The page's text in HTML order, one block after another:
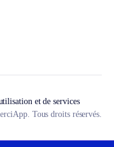
et de services
Tous droits réservés.